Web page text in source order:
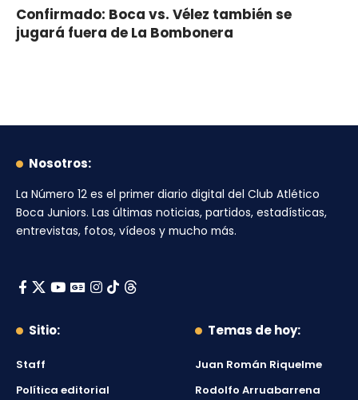
Confirmado: Boca vs. Vélez también se
jugará fuera de La Bombonera
Nosotros:
La Número 12 es el primer diario digital del Club Atlético
Boca Juniors. Las últimas noticias, partidos, estadísticas,
entrevistas, fotos, vídeos y mucho más.
Sitio:
Staff
Política editorial
Temas de hoy:
Juan Román Riquelme
Rodolfo Arruabarrena